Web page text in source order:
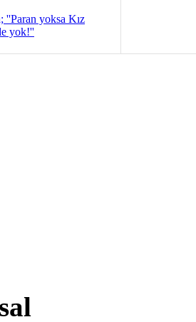
''Paran yoksa Kız
yok!''